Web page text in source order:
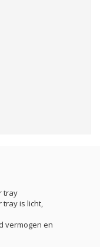
tray
tray is licht,
vermogen en